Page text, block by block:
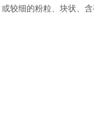
较细的粉粒、块状、